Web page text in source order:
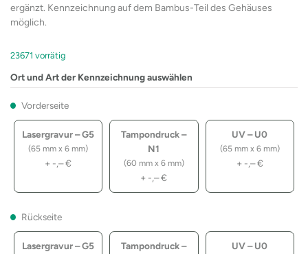
ergänzt. Kennzeichnung auf dem Bambus-Teil des Gehäuses
möglich.
23671 vorrätig
Ort und Art der Kennzeichnung auswählen
Vorderseite
Lasergravur – G5
(65 mm x 6 mm)
+ -,–€
Tampondruck –
N1
(60 mm x 6 mm)
+ -,–€
UV – U0
(65 mm x 6 mm)
+ -,–€
Rückseite
Lasergravur – G5
Tampondruck –
UV – U0